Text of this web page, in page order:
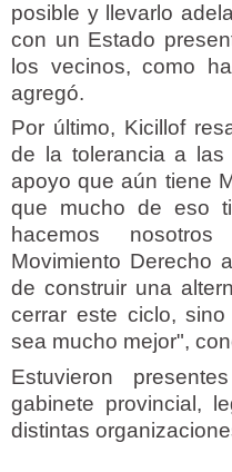
posible y llevarlo
con un Estado
los vecinos, como
agregó.
Por último, Kicillof
de la tolerancia a las
apoyo que aún tiene
que mucho de eso
hacemos
Movimiento Derecho
de construir una
cerrar este ciclo,
sea mucho mejor",
Estuvieron
gabinete provincial,
distintas